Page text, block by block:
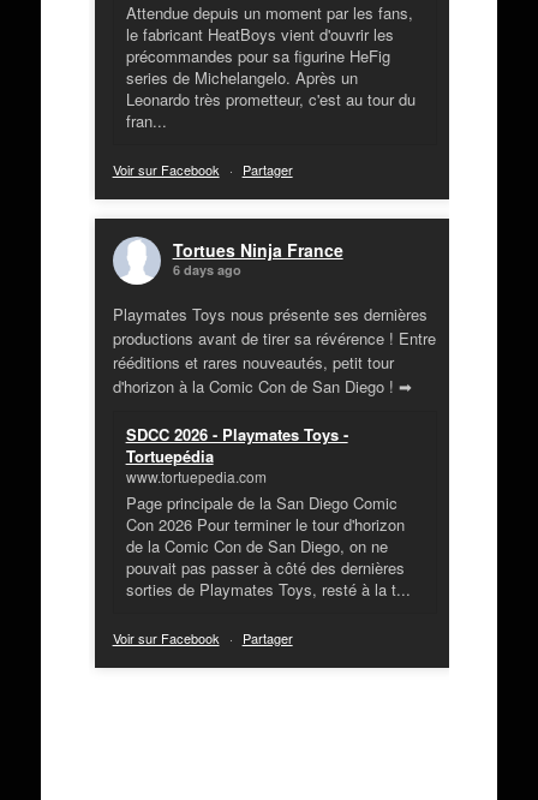
Attendue depuis un moment par les fans,
le fabricant HeatBoys vient d'ouvrir les
précommandes pour sa figurine HeFig
series de Michelangelo. Après un
Leonardo très prometteur, c'est au tour du
fran...
Voir sur Facebook · Partager
Tortues Ninja France
6 days ago
Playmates Toys nous présente ses dernières
productions avant de tirer sa révérence ! Entre
rééditions et rares nouveautés, petit tour
d'horizon à la Comic Con de San Diego ! ➡
SDCC 2026 - Playmates Toys -
Tortuepédia
www.tortuepedia.com
Page principale de la San Diego Comic
Con 2026 Pour terminer le tour d'horizon
de la Comic Con de San Diego, on ne
pouvait pas passer à côté des dernières
sorties de Playmates Toys, resté à la t...
Voir sur Facebook · Partager